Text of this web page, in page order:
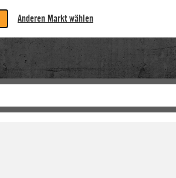
Anderen Markt wählen